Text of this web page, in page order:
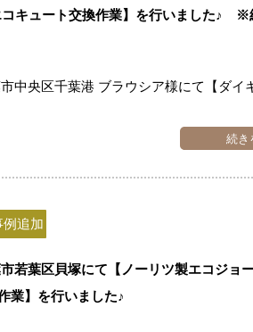
コキュート交換作業】を行いました♪ ※
市中央区千葉港 ブラウシア様にて【ダイ
続き
追加
市若葉区貝塚にて【ノーリツ製エコジョ
業】を行いました♪